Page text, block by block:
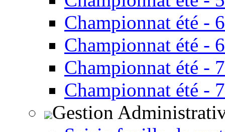
Championnat été -
Championnat été -
Championnat été -
Championnat été -
Gestion